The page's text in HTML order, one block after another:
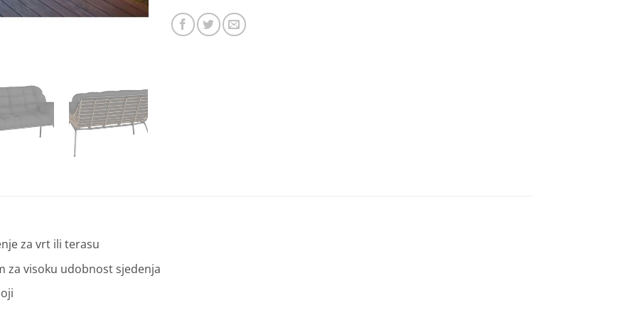
za vrt ili terasu
za visoku udobnost sjedenja